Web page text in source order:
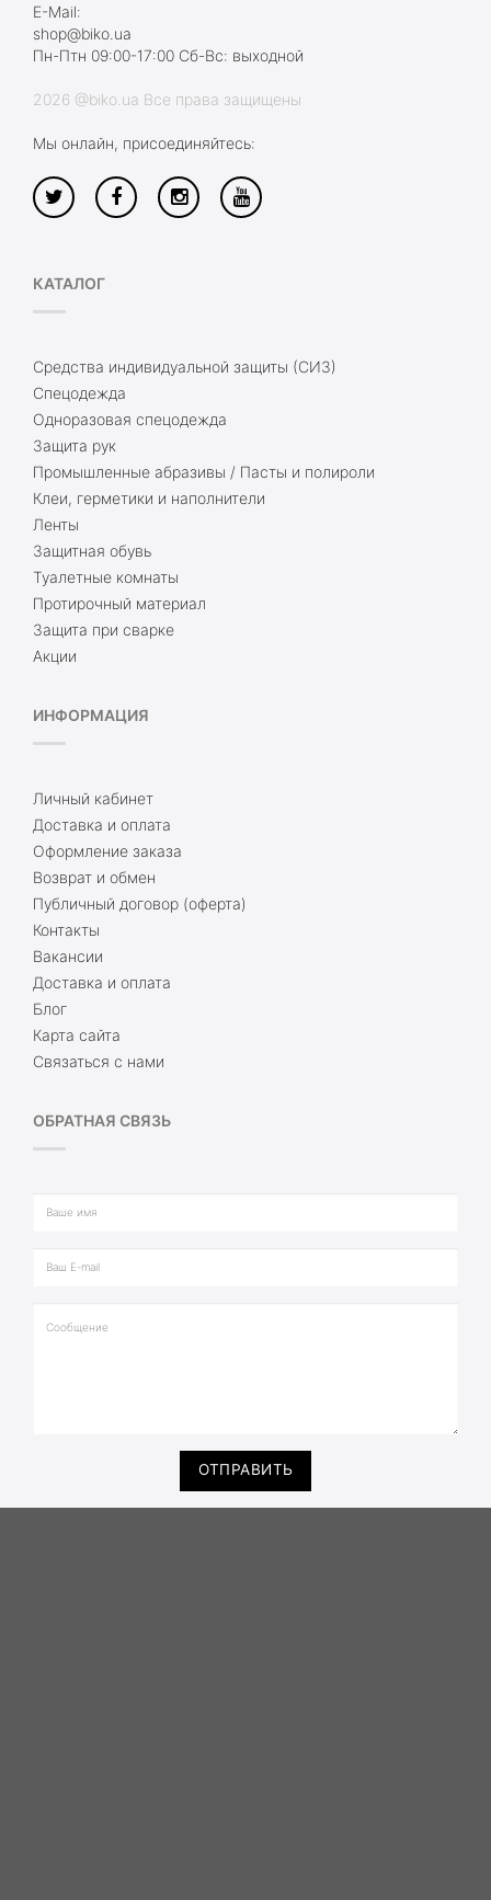
E-Mail:
shop@biko.ua
Пн-Птн 09:00-17:00 Сб-Вс: выходной
2026 @biko.ua Все права защищены
Мы онлайн, присоединяйтесь:
КАТАЛОГ
Средства индивидуальной защиты (СИЗ)
Спецодежда
Одноразовая спецодежда
Защита рук
Промышленные абразивы / Пасты и полироли
Клеи, герметики и наполнители
Ленты
Защитная обувь
Туалетные комнаты
Протирочный материал
Защита при сварке
Акции
ИНФОРМАЦИЯ
Личный кабинет
Доставка и оплата
Оформление заказа
Возврат и обмен
Публичный договор (оферта)
Контакты
Вакансии
Доставка и оплата
Блог
Карта сайта
Связаться с нами
ОБРАТНАЯ СВЯЗЬ
ОТПРАВИТЬ